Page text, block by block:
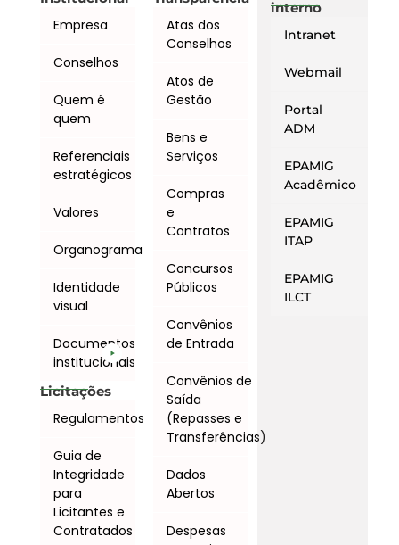
Empresa
Conselhos
Quem é
quem
Referenciais
estratégicos
Valores
Organograma
Identidade
visual
Documentos
institucionais
Licitações
Regulamentos
Guia de
Integridade
para
Licitantes e
Contratados
Atas dos
Conselhos
Atos de
Gestão
Bens e
Serviços
Compras
e
Contratos
Concursos
Públicos
Convênios
de Entrada
Convênios de
Saída
(Repasses e
Transferências)
Dados
Abertos
Despesas
interno
Intranet
Webmail
Portal
ADM
EPAMIG
Acadêmico
EPAMIG
ITAP
EPAMIG
ILCT